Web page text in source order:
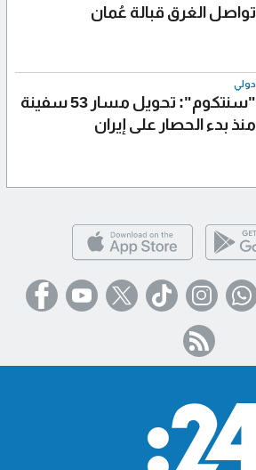
تواصل الغرق قبالة عُمان
دولي
"سنتكوم": تحويل مسار 53 سفينة
منذ بدء الحصار على إيران